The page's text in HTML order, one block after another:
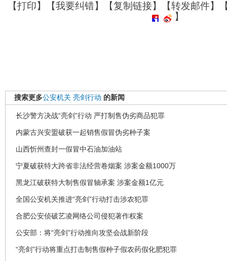
【打印】【我要纠错】【复制链接】【转发邮件】
】
搜索更多公安机关 亮剑行动 的新闻
长沙警方决战“亮剑”行动 严打制售伪劣商品犯罪
内蒙古兴安盟破获一起销售假冒伪劣种子案
山西忻州查封一假冒中石油加油站
宁夏破获特大跨省非法经营卷烟案 涉案金额1000万
黑龙江破获特大制售假冒轴承案 涉案金额1亿元
全国公安机关推进“亮剑”行动打击涉农犯罪
合肥公安侦破艺凌网络公司侵犯著作权案
公安部：将“亮剑”行动推向攻坚会战新阶段
“亮剑”行动将重点打击制售假种子假农药假化肥犯罪